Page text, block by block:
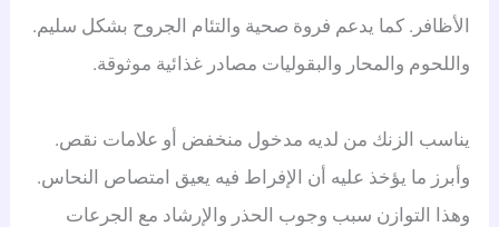
الأظافر. كما يدعم فروة صحية والتئام الجروح بشكل سليم.
واللحوم والمحار والبقوليات مصادر غذائية موثوقة.
يناسب الزنك من لديه مدخول منخفض أو علامات نقص.
وأبرز ما يؤخذ عليه أن الإفراط فيه يعيق امتصاص النحاس.
وهذا التوازن سبب وجوب الحذر والإرشاد مع الجرعات